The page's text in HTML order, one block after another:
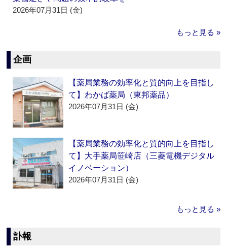
2026年07月31日 (金)
もっと見る »
企画
【薬局業務の効率化と質的向上を目指し
て】わかば薬局（東邦薬品）
2026年07月31日 (金)
【薬局業務の効率化と質的向上を目指し
て】大手薬局笹崎店（三菱電機デジタル
イノベーション）
2026年07月31日 (金)
もっと見る »
訃報